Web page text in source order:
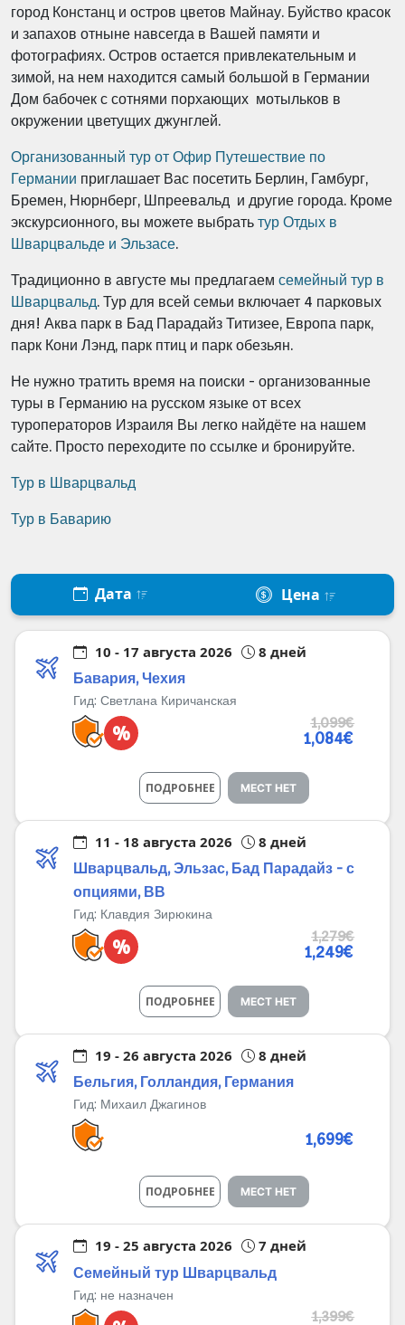
город Констанц и остров цветов Майнау. Буйство красок
и запахов отныне навсегда в Вашей памяти и
фотографиях. Остров остается привлекательным и
зимой, на нем находится самый большой в Германии
Дом бабочек с сотнями порхающих мотыльков в
окружении цветущих джунглей.
Организованный тур от Офир Путешествие по
Германии приглашает Вас посетить Берлин, Гамбург,
Бремен, Нюрнберг, Шпреевальд и другие города. Кроме
экскурсионного, вы можете выбрать тур Отдых в
Шварцвальде и Эльзасе.
Традиционно в августе мы предлагаем семейный тур в
Шварцвальд. Тур для всей семьи включает 4 парковых
дня! Аква парк в Бад Парадайз Титизее, Европа парк,
парк Кони Лэнд, парк птиц и парк обезьян.
Не нужно тратить время на поиски - организованные
туры в Германию на русском языке от всех
туроператоров Израиля Вы легко найдёте на нашем
сайте. Просто переходите по ссылке и бронируйте.
Тур в Шварцвальд
Тур в Баварию
Дата Цена
10 - 17 августа 2026 8 дней
Бавария, Чехия
Гид: Светлана Киричанская
% 1,099€
1,084€
ПОДРОБНЕЕ МЕСТ НЕТ
11 - 18 августа 2026 8 дней
Шварцвальд, Эльзас, Бад Парадайз - с
опциями, ВВ
Гид: Клавдия Зирюкина
% 1,279€
1,249€
ПОДРОБНЕЕ МЕСТ НЕТ
19 - 26 августа 2026 8 дней
Бельгия, Голландия, Германия
Гид: Михаил Джагинов
1,699€
ПОДРОБНЕЕ МЕСТ НЕТ
19 - 25 августа 2026 7 дней
Семейный тур Шварцвальд
Гид: не назначен
1,399€